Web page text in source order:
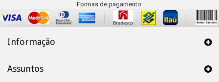
Formas de pagamento:
Informação
Assuntos